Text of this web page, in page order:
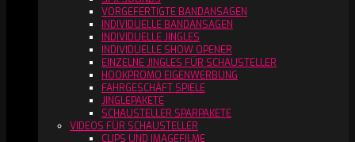
VORGEFERTIGTE BANDANSAGEN
INDIVIDUELLE BANDANSAGEN
INDIVIDUELLE JINGLES
INDIVIDUELLE SHOW OPENER
EINZELNE JINGLES FÜR SCHAUSTELLER
HOOKPROMO EIGENWERBUNG
FAHRGESCHÄFT SPIELE
JINGLEPAKETE
SCHAUSTELLER SPARPAKETE
VIDEOS FÜR SCHAUSTELLER
CLIPS UND IMAGEFILME